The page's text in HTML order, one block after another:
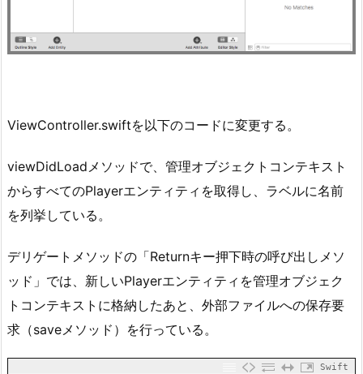
ViewController.swiftを以下のコードに変更する。
viewDidLoadメソッドで、管理オブジェクトコンテキスト
からすべてのPlayerエンティティを取得し、ラベルに名前
を列挙している。
デリゲートメソッドの「Returnキー押下時の呼び出しメソ
ッド」では、新しいPlayerエンティティを管理オブジェク
トコンテキストに格納したあと、外部ファイルへの保存要
求（saveメソッド）を行っている。
Swift